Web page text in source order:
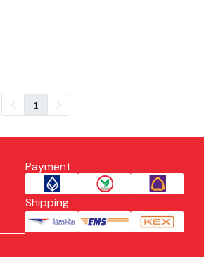
1
Payment
Shipping